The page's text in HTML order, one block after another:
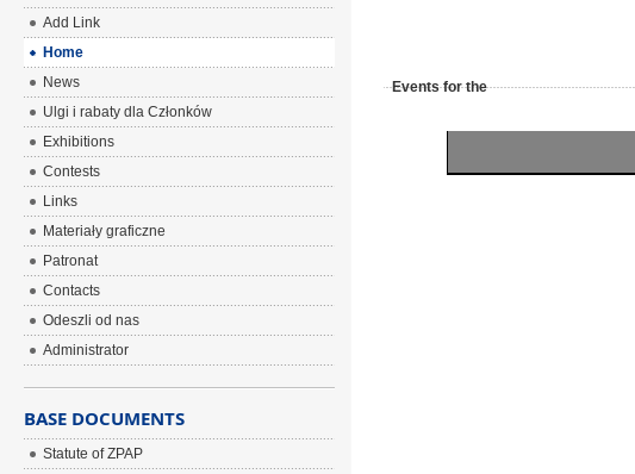
Events for the
Add Link
Home
News
Ulgi i rabaty dla Członków
Exhibitions
Contests
Links
Materiały graficzne
Patronat
Contacts
Odeszli od nas
Administrator
BASE DOCUMENTS
Statute of ZPAP